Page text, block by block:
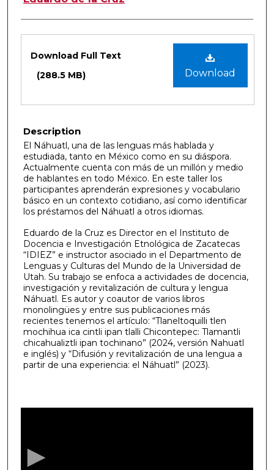
Download
Download Full Text
(288.5 MB)
Description
El Náhuatl, una de las lenguas más hablada y
estudiada, tanto en México como en su diáspora.
Actualmente cuenta con más de un millón y medio
de hablantes en todo México. En este taller los
participantes aprenderán expresiones y vocabulario
básico en un contexto cotidiano, así como identificar
los préstamos del Náhuatl a otros idiomas.
Eduardo de la Cruz es Director en el Instituto de
Docencia e Investigación Etnológica de Zacatecas
“IDIEZ” e instructor asociado in el Departmento de
Lenguas y Culturas del Mundo de la Universidad de
Utah. Su trabajo se enfoca a actividades de docencia,
investigación y revitalización de cultura y lengua
Náhuatl. Es autor y coautor de varios libros
monolingües y entre sus publicaciones más
recientes tenemos el artículo: “Tlaneltoquilli tlen
mochihua ica cintli ipan tlalli Chicontepec: Tlamantli
chicahualiztli ipan tochinano” (2024, versión Nahuatl
e inglés) y “Difusión y revitalización de una lengua a
partir de una experiencia: el Náhuatl” (2023).